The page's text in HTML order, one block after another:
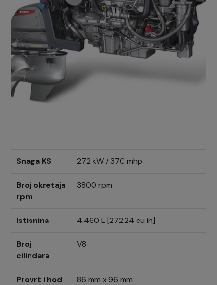
Snaga KS 272 kW / 370 mhp
Broj okretaja
rpm
3800 rpm
Istisnina 4.460 L [272.24 cu in]
Broj
cilindara
V8
Provrt i hod
86 mm x 96 mm